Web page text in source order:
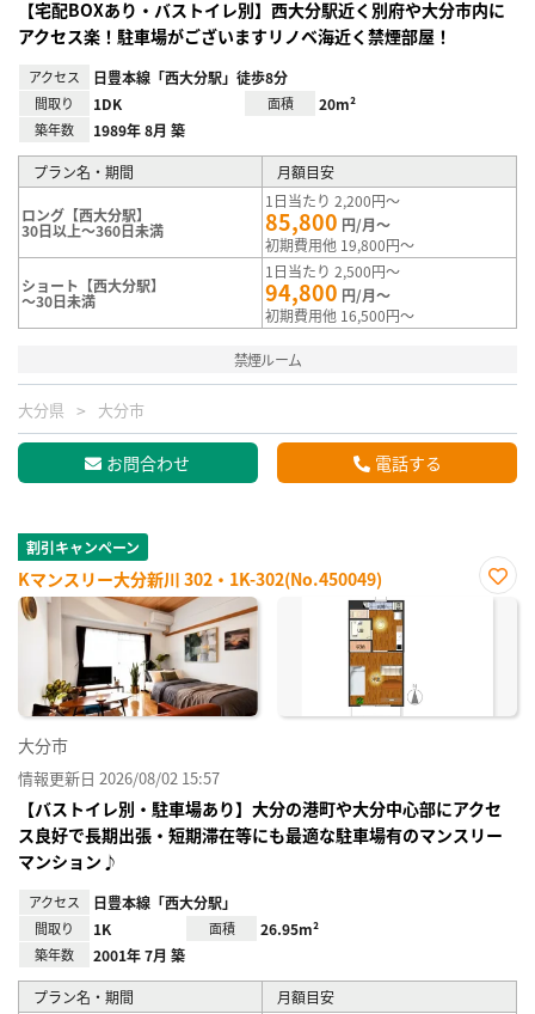
【宅配BOXあり・バストイレ別】西大分駅近く別府や大分市内に
アクセス楽！駐車場がございますリノベ海近く禁煙部屋！
アクセス 日豊本線「西大分駅」徒歩8分
間取り 1DK 面積 20m²
築年数 1989年 8月 築
プラン名・期間 月額目安
ロング【西大分駅】
30日以上～360日未満
1日当たり 2,200円～
85,800 円/月～
初期費用他 19,800円～
ショート【西大分駅】
～30日未満
1日当たり 2,500円～
94,800 円/月～
初期費用他 16,500円～
禁煙ルーム
大分県 大分市
お問合わせ 電話する
割引キャンペーン
Kマンスリー大分新川 302・1K-302(No.450049)
お気
大分市
情報更新日 2026/08/02 15:57
【バストイレ別・駐車場あり】大分の港町や大分中心部にアクセ
ス良好で長期出張・短期滞在等にも最適な駐車場有のマンスリー
マンション♪
アクセス 日豊本線「西大分駅」
間取り 1K 面積 26.95m²
築年数 2001年 7月 築
プラン名・期間 月額目安